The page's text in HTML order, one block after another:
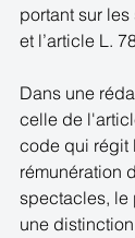
portant sur
et l’article L.
Dans une
celle de
code qui régit
rémunération
spectacles, le
une